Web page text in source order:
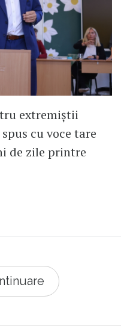
extremiștii
cu voce tare
de zile printre